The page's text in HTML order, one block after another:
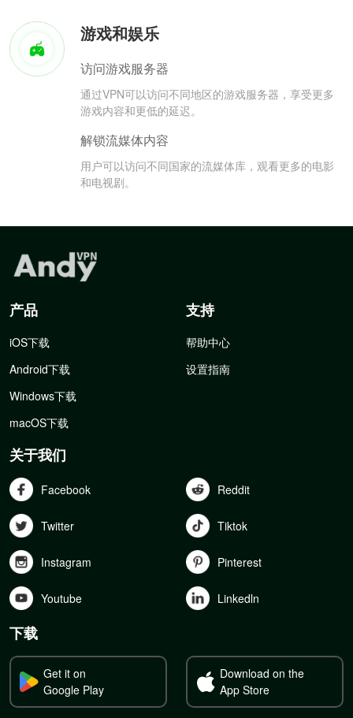
游戏和娱乐
访问游戏服务器
通过VPN可以访问不同地区的游戏服务器，享受更多
游戏内容和更低的延迟。
解锁流媒体内容
用户可以访问不同国家的流媒体库，观看更多的电影
和电视剧。
产品
iOS下载
Android下载
Windows下载
macOS下载
支持
帮助中心
设置指南
关于我们
Facebook Reddit
Twitter Tiktok
Instagram Pinterest
Youtube Linkedln
下载
Get it on
Google Play
Download on the
App Store